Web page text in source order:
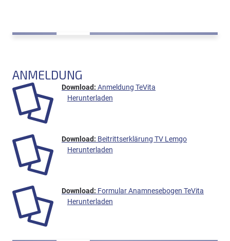
ANMELDUNG
Anmeldung TeVita
Herunterladen
Beitrittserklärung TV Lemgo
Herunterladen
Formular Anamnesebogen TeVita
Herunterladen